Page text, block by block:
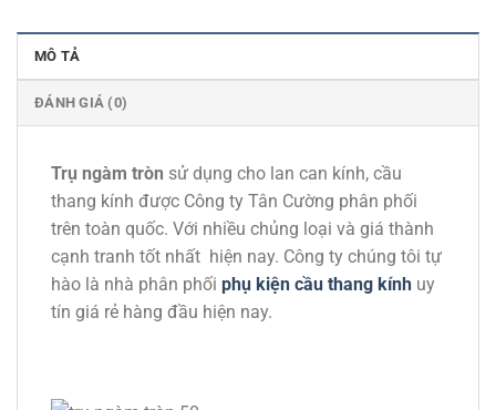
MÔ TẢ
ĐÁNH GIÁ (0)
Trụ ngàm tròn sử dụng cho lan can kính, cầu
thang kính được Công ty Tân Cường phân phối
trên toàn quốc. Với nhiều chủng loại và giá thành
cạnh tranh tốt nhất hiện nay. Công ty chúng tôi tự
hào là nhà phân phối phụ kiện cầu thang kính uy
tín giá rẻ hàng đầu hiện nay.